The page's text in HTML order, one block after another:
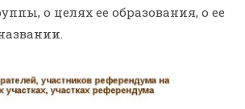
о целях ее образования, о ее